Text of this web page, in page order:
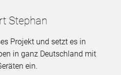
Stephan
Projekt und setzt es in
in ganz Deutschland mit
ein.